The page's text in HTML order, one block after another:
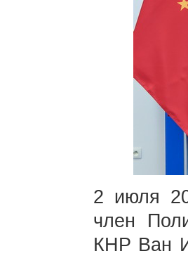
2 июля
член
КНР Ван И